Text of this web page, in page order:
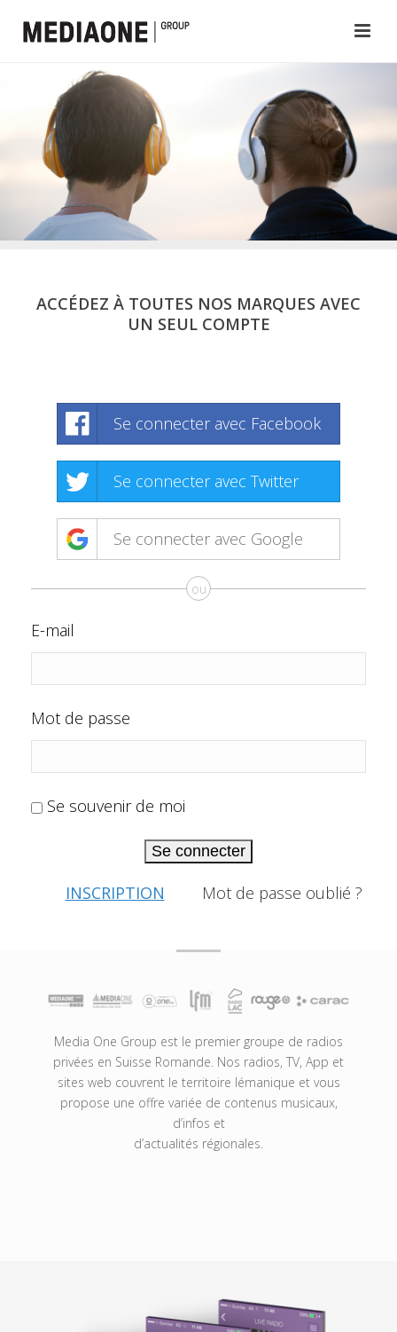
ACCÉDEZ À TOUTES NOS MARQUES AVEC
UN SEUL COMPTE
Se connecter avec Facebook
Se connecter avec Twitter
Se connecter avec Google
ou
E-mail
Mot de passe
Se souvenir de moi
Se connecter
INSCRIPTION Mot de passe oublié ?
Media One Group est le premier groupe de radios
privées en Suisse Romande. Nos radios, TV, App et
sites web couvrent le territoire lémanique et vous
propose une offre variée de contenus musicaux,
d’infos et
d’actualités régionales.